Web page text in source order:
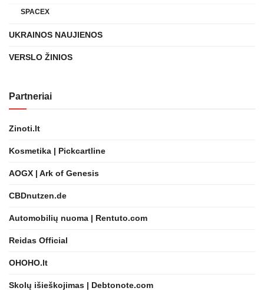
SPACEX
UKRAINOS NAUJIENOS
VERSLO ŽINIOS
Partneriai
Zinoti.lt
Kosmetika | Pickcartline
AOGX | Ark of Genesis
CBDnutzen.de
Automobilių nuoma | Rentuto.com
Reidas Official
OHOHO.lt
Skolų išieškojimas | Debtonote.com